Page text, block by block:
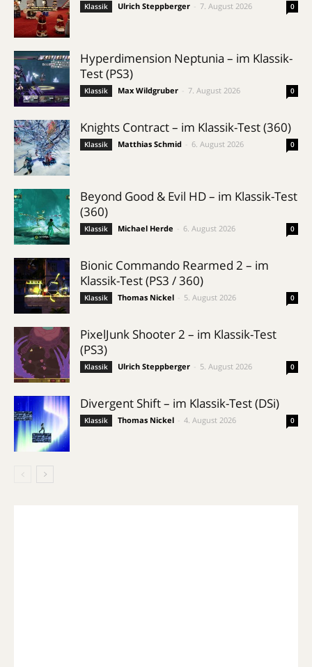
Klassik Ulrich Steppberger 7. August 2026 0
Hyperdimension Neptunia – im Klassik-
Test (PS3)
Klassik Max Wildgruber 7. August 2026 0
Knights Contract – im Klassik-Test (360)
Klassik Matthias Schmid 6. August 2026 0
Beyond Good & Evil HD – im Klassik-Test
(360)
Klassik Michael Herde 6. August 2026 0
Bionic Commando Rearmed 2 – im
Klassik-Test (PS3 / 360)
Klassik Thomas Nickel 5. August 2026 0
PixelJunk Shooter 2 – im Klassik-Test
(PS3)
Klassik Ulrich Steppberger 5. August 2026 0
Divergent Shift – im Klassik-Test (DSi)
Klassik Thomas Nickel 4. August 2026 0